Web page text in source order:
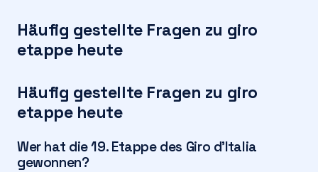
Häufig gestellte Fragen zu giro
etappe heute
Häufig gestellte Fragen zu giro
etappe heute
Wer hat die 19. Etappe des Giro d’Italia
gewonnen?